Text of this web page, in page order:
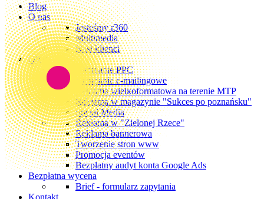
Blog
O nas
Jesteśmy r360
Multimedia
Nasi klienci
Oferta
Kampanie PPC
Kampanie e-mailingowe
Reklama wielkoformatowa na terenie MTP
Reklama w magazynie "Sukces po poznańsku"
Social Media
Reklama w "Zielonej Rzece"
Reklama bannerowa
Tworzenie stron www
Promocja eventów
Bezpłatny audyt konta Google Ads
Bezpłatna wycena
Brief - formularz zapytania
Kontakt